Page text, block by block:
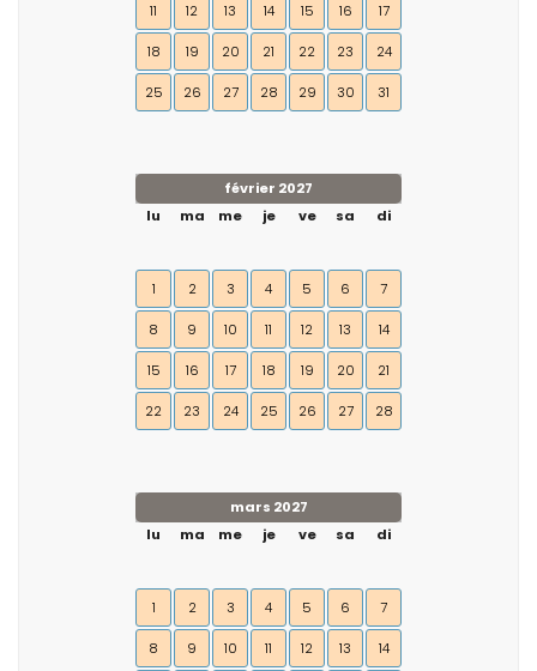
11 12 13 14 15 16 17
18 19 20 21 22 23 24
25 26 27 28 29 30 31
février 2027
lu
ma me je ve sa di
1 2 3 4 5 6 7
8 9 10 11 12 13 14
15 16 17 18 19 20 21
22 23 24 25 26 27 28
mars 2027
lu
ma me je ve sa di
1 2 3 4 5 6 7
8 9 10 11 12 13 14